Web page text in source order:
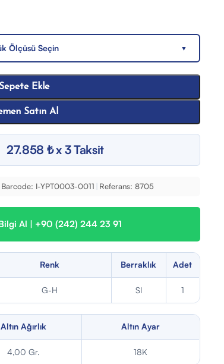
Ölçüsü Seçin ▼
Sepete Ekle
Satın Al
27.858 ₺ x 3 Taksit
Barcode: I-YPT0003-0011 Referans: 8705
Al | +90 (242) 244 23 91
Renk Berraklık Adet
G-H SI 1
Altın Ağırlık Altın Ayar
4,00 Gr. 18K